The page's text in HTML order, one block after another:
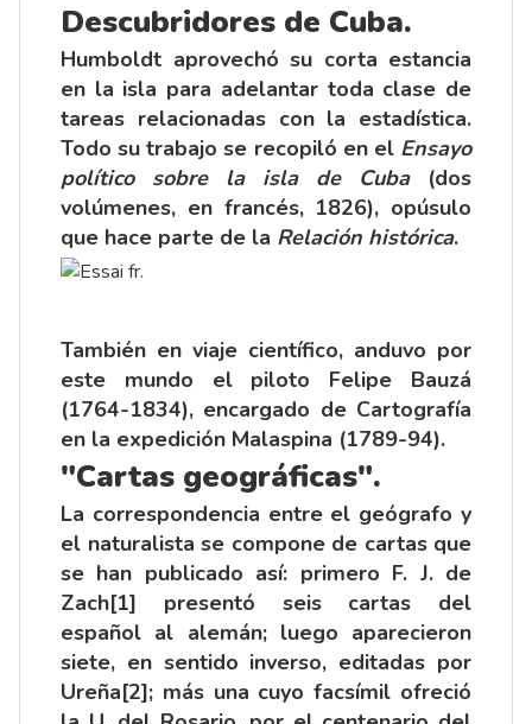
Descubridores de Cuba.
Humboldt aprovechó su corta estancia
en la isla para adelantar toda clase de
tareas relacionadas con la estadística.
Todo su trabajo se recopiló en el Ensayo
político sobre la isla de Cuba(dos
volúmenes, en francés, 1826), opúsulo
que hace parte de la Relación histórica.
También en viaje científico, anduvo por
este mundo el piloto Felipe Bauzá
(1764-1834), encargado de Cartografía
en la expedición Malaspina (1789-94).
"Cartas geográficas".
La correspondencia entre el geógrafo y
el naturalista se compone de cartas que
se han publicado así: primero F. J. de
Zach[1] presentó seis cartas del
español al alemán; luego aparecieron
siete, en sentido inverso, editadas por
Ureña[2]; más una cuyo facsímil ofreció